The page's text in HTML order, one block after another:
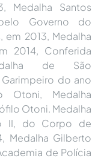
Medalha Santos
Governo do
em 2013, Medalha
2014, Conferida
de São
do ano
Otoni, Medalha
Otoni. Medalha
II, do Corpo de
Medalha Gilberto
de Polícia